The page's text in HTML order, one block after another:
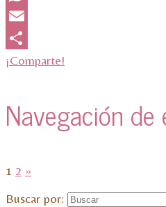
WhatsApp
Email
¡Comparte!
Navegación
1 2 »
Buscar por: